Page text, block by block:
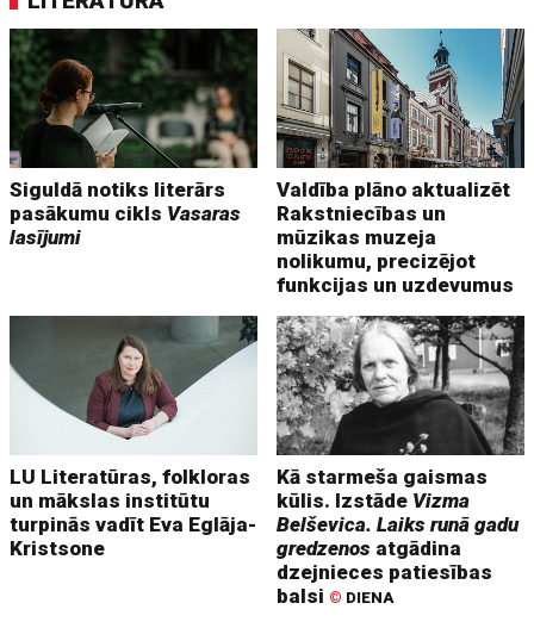
Siguldā notiks literārs
pasākumu cikls Vasaras
lasījumi
Valdība plāno aktualizēt
Rakstniecības un
mūzikas muzeja
nolikumu, precizējot
funkcijas un uzdevumus
LU Literatūras, folkloras
un mākslas institūtu
turpinās vadīt Eva Eglāja-
Kristsone
Kā starmeša gaismas
kūlis. Izstāde Vizma
Belševica. Laiks runā gadu
gredzenos atgādina
dzejnieces patiesības
balsi © DIENA